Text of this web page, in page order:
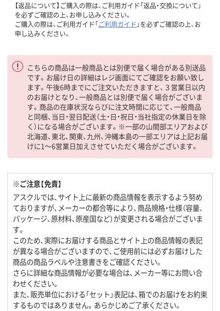
【返品について】ご購入の際は、ご利用ガイド「返品・交換について」
を必ずご確認の上、お申し込みください。
ご購入の際は、ご利用ガイド「ご利用ガイド 」を必ずご確認の上、お
申し込みください。
こちらの商品は一般商品とは別便で届く場合がある別送品
です。お届け日の詳細はレジ画面にてご確認をお願い致し
ます。午後6時までにご注文いただきますと、３営業日以内
のお届けとなり、一般商品とは別便で届く場合がございま
す。商品の在庫状況ならびに注文時間に応じて、一般商品
と同梱、当日・翌日配送（土・日・祝日・当社指定の休業日を除
く）になる場合がございます。※一部の山間部エリアおよび
北海道、東北、関東、九州、沖縄本島の一部エリアは上記お届
けに1～6営業日加えさせていただく場合がございます。
※ご注意【免責】
アスクルでは、サイト上に最新の商品情報を表示するよう努め
ておりますが、メーカーの都合等により、商品規格・仕様（容量、
パッケージ、原材料、原産国など）が変更される場合がございま
す。
このため、実際にお届けする商品とサイト上の商品情報の表記
が異なる場合がございますので、ご使用前には必ずお届けした
商品の商品ラベルや注意書きをご確認ください。
さらに詳細な商品情報が必要な場合は、メーカー等にお問い合
わせください。
また、販売単位における「セット」表記は、箱でのお届けをお約束
するものではありません。あらかじめご了承ください。